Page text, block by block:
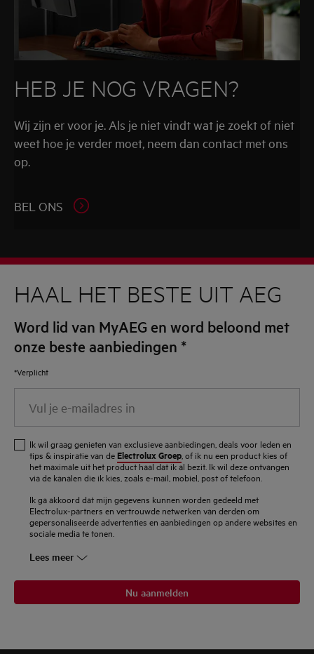
HEB JE NOG VRAGEN?
Wij zijn er voor je. Als je niet vindt wat je zoekt of niet
weet hoe je verder moet, neem dan contact met ons
op.
BEL ONS
HAAL HET BESTE UIT AEG
Word lid van MyAEG en word beloond met
onze beste aanbiedingen *
*Verplicht
mailadres
Ik wil graag genieten van exclusieve aanbiedingen, deals voor leden en
tips & inspiratie van de Electrolux Groep , of ik nu een product kies of
het maximale uit het product haal dat ik al bezit. Ik wil deze ontvangen
via de kanalen die ik kies, zoals e-mail, mobiel, post of telefoon.
Ik ga akkoord dat mijn gegevens kunnen worden gedeeld met
Electrolux-partners en vertrouwde netwerken van derden om
gepersonaliseerde advertenties en aanbiedingen op andere websites en
sociale media te tonen.
Lees meer
Nu aanmelden